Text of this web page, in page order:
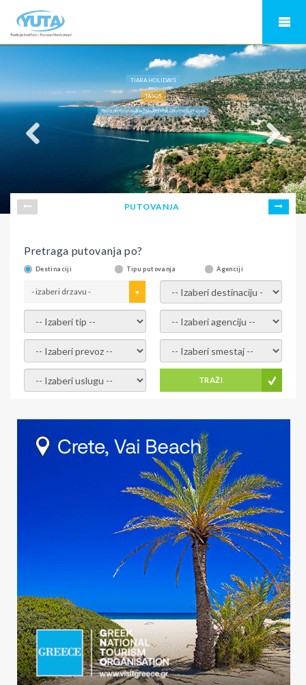
TIARA HOLIDAYS
TASOS
TASOS HOTELI NA PLAŽI, HOTEL VATHI COVE LUXURY RESORT & SPA
PUTOVANJA
Pretraga putovanja po?
Destinaciji Tipu putovanja Agenciji
- izaberi drzavu - - izaberi destinaciju -
- izaberi tip - - izaberi agenciju -
- izaberi prevoz - - Izaberite smestaj -
- Izaberite uslugu - TRAŽI